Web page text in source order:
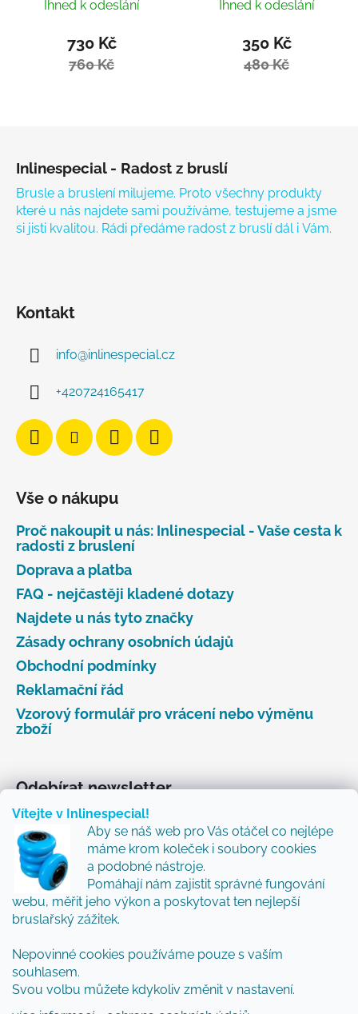
Vítejte v Inlinespecial!
Aby se náš web pro Vás otáčel co nejlépe
máme krom koleček i soubory cookies
a podobné nástroje.
Pomáhají nám zajistit správné fungování
webu, měřit jeho výkon a poskytovat ten nejlepší
bruslařský zážitek.
Nepovinné cookies používáme pouze s vaším
souhlasem.
Svou volbu můžete kdykoliv změnit v nastavení.
Hardcore Tool
Ihned k odeslání
730 Kč
760 Kč
Ihned k odeslání
350 Kč
480 Kč
Inlinespecial - Radost z bruslí
Brusle a bruslení milujeme. Proto všechny produkty
které u nás najdete sami používáme, testujeme a jsme
si jisti kvalitou. Rádi předáme radost z bruslí dál i Vám.
Kontakt
info@inlinespecial.cz
+420724165417
Vše o nákupu
Proč nakoupit u nás: Inlinespecial - Vaše cesta k
radosti z bruslení
Doprava a platba
FAQ - nejčastěji kladené dotazy
Najdete u nás tyto značky
Zásady ochrany osobních údajů
Obchodní podmínky
Reklamační řád
Vzorový formulář pro vrácení nebo výměnu
zboží
Odebírat newsletter
Vložte svůj e-mail a my vám budeme zasílat informace
o nových produktech na našem e-shopu.
Přidejte se k nám a my Vám budeme zasílat ty nejlepší
novinky a tipy.
E-mail
Vložením e-mailu souhlasíte spodmínkami
ochrany osobních údajů
PŘIHLÁSIT SE